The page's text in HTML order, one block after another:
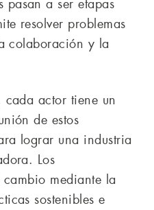
pasan a ser etapas
resolver problemas
colaboración y la
cada actor tiene un
de estos
lograr una industria
Los
mediante la
sostenibles e